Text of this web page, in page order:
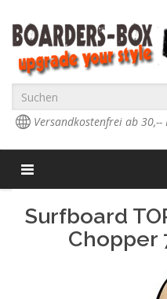
Versandkostenfrei ab
Surfboard
Chopper